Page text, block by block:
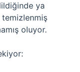
ya
oluyor.